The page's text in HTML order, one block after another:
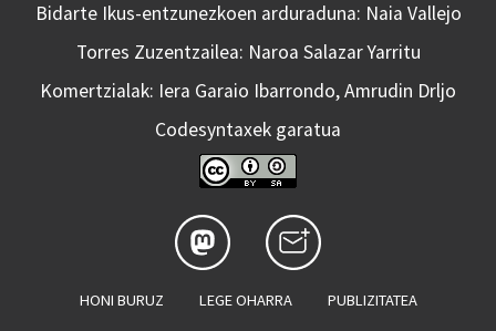
Bidarte Ikus-entzunezkoen arduraduna: Naia Vallejo
Torres Zuzentzailea: Naroa Salazar Yarritu
Komertzialak: Iera Garaio Ibarrondo, Amrudin Drljo
Codesyntaxek garatua
HONI BURUZ LEGE OHARRA PUBLIZITATEA